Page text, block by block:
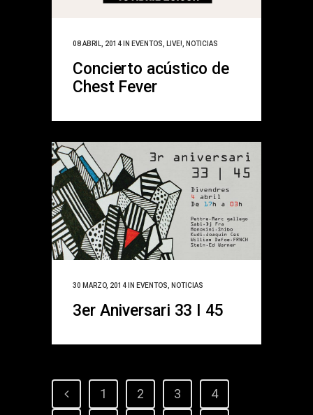
08 ABRIL, 2014 IN EVENTOS LIVE! NOTICIAS
Concierto acústico de
Chest Fever
30 MARZO, 2014 IN EVENTOS NOTICIAS
3er Aniversari 33 I 45
1 2 3
4